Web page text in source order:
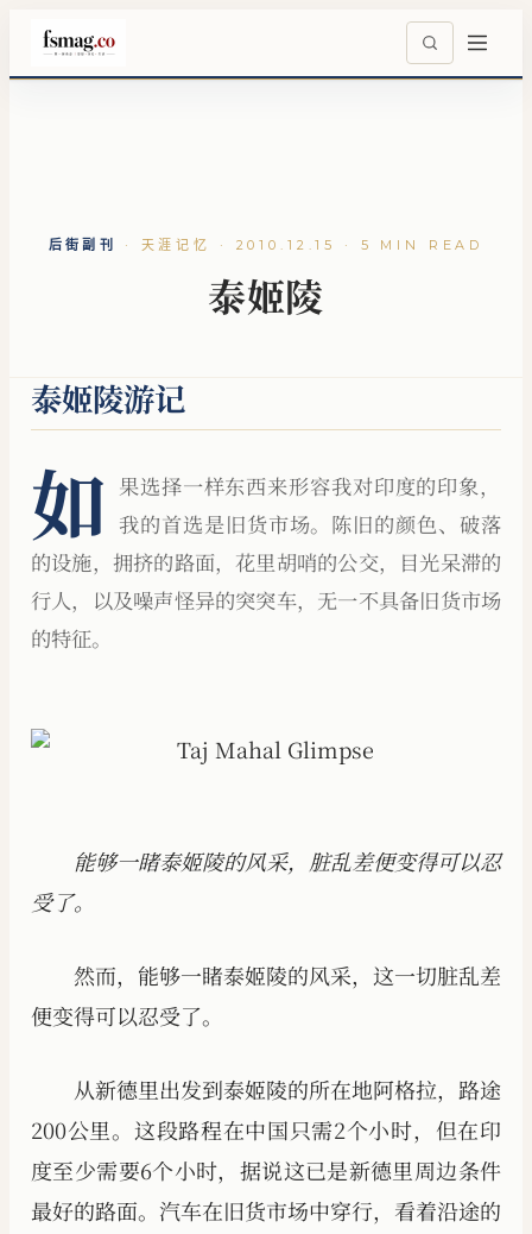
后街副刊 · 天涯记忆 · 2010.12.15 · 5 MIN READ
泰姬陵
泰姬陵游记
如 果选择一样东西来形容我对印度的印象，
我的首选是旧货市场。陈旧的颜色、破落
的设施，拥挤的路面，花里胡哨的公交，目光呆滞的
行人，以及噪声怪异的突突车，无一不具备旧货市场
的特征。
能够一睹泰姬陵的风采，脏乱差便变得可以忍
受了。
然而，能够一睹泰姬陵的风采，这一切脏乱差
便变得可以忍受了。
从新德里出发到泰姬陵的所在地阿格拉，路途
200公里。这段路程在中国只需2个小时，但在印
度至少需要6个小时，据说这已是新德里周边条件
最好的路面。汽车在旧货市场中穿行，看着沿途的